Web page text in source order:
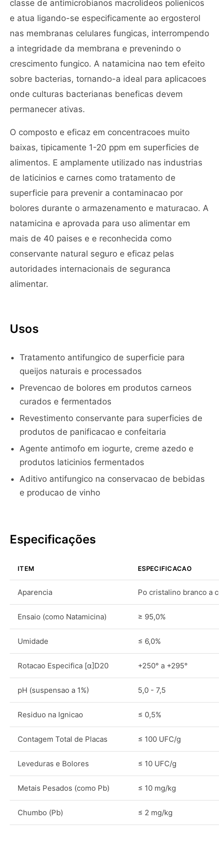
classe de antimicrobianos macrolideos polienicos
e atua ligando-se especificamente ao ergosterol
nas membranas celulares fungicas, interrompendo
a integridade da membrana e prevenindo o
crescimento fungico. A natamicina nao tem efeito
sobre bacterias, tornando-a ideal para aplicacoes
onde culturas bacterianas beneficas devem
permanecer ativas.
O composto e eficaz em concentracoes muito
baixas, tipicamente 1-20 ppm em superficies de
alimentos. E amplamente utilizado nas industrias
de laticinios e carnes como tratamento de
superficie para prevenir a contaminacao por
bolores durante o armazenamento e maturacao. A
natamicina e aprovada para uso alimentar em
mais de 40 paises e e reconhecida como
conservante natural seguro e eficaz pelas
autoridades internacionais de seguranca
alimentar.
Usos
Tratamento antifungico de superficie para
queijos naturais e processados
Prevencao de bolores em produtos carneos
curados e fermentados
Revestimento conservante para superficies de
produtos de panificacao e confeitaria
Agente antimofo em iogurte, creme azedo e
produtos laticinios fermentados
Aditivo antifungico na conservacao de bebidas
e producao de vinho
Especificações
ITEM ESPECIFICACAO
Aparencia Po cristalino branco a
Ensaio (como Natamicina) ≥ 95,0%
Umidade ≤ 6,0%
Rotacao Especifica [α]D20 +250° a +295°
pH (suspensao a 1%) 5,0 - 7,5
Residuo na Ignicao ≤ 0,5%
Contagem Total de Placas ≤ 100 UFC/g
Leveduras e Bolores ≤ 10 UFC/g
Metais Pesados (como Pb) ≤ 10 mg/kg
Chumbo (Pb) ≤ 2 mg/kg